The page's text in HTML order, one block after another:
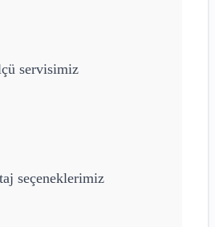
servisimiz
seçeneklerimiz